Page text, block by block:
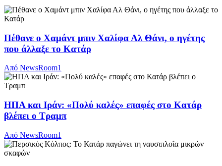
Πέθανε ο Χαμάντ μπιν Χαλίφα Αλ Θάνι, ο ηγέτης
που άλλαξε το Κατάρ
Από NewsRoom1
ΗΠΑ και Ιράν: «Πολύ καλές» επαφές στο Κατάρ
βλέπει ο Τραμπ
Από NewsRoom1